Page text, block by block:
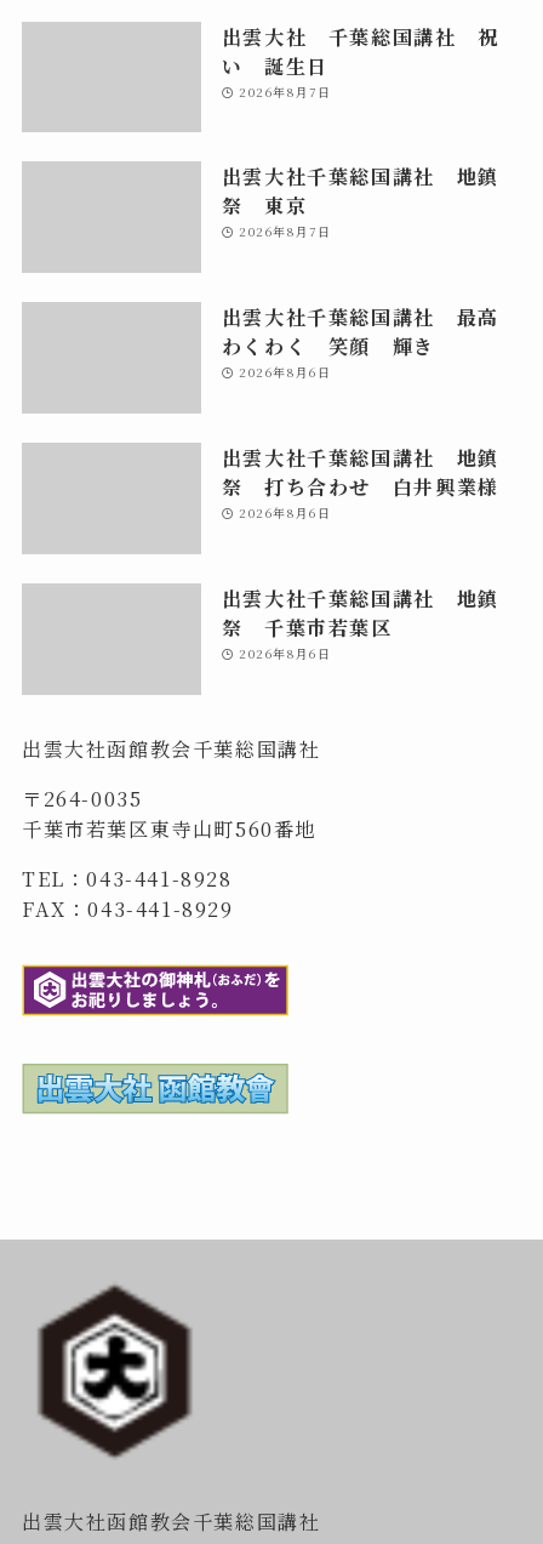
出雲大社 千葉総国講社 祝
い 誕生日
2026年8月7日
出雲大社千葉総国講社 地鎮
祭 東京
2026年8月7日
出雲大社千葉総国講社 最高
わくわく 笑顔 輝き
2026年8月6日
出雲大社千葉総国講社 地鎮
祭 打ち合わせ 白井興業様
2026年8月6日
出雲大社千葉総国講社 地鎮
祭 千葉市若葉区
2026年8月6日
出雲大社函館教会千葉総国講社
〒264-0035
千葉市若葉区東寺山町560番地
TEL：043-441-8928
FAX：043-441-8929
出雲大社函館教会千葉総国講社